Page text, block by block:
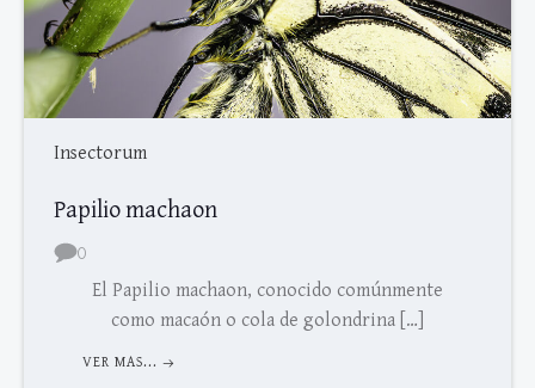
Insectorum
Papilio machaon
0
El Papilio machaon, conocido comúnmente
como macaón o cola de golondrina […]
VER MAS...